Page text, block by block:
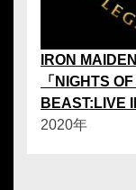
IRON MAIDEN
「NIGHTS
BEAST:LIVE
2020年